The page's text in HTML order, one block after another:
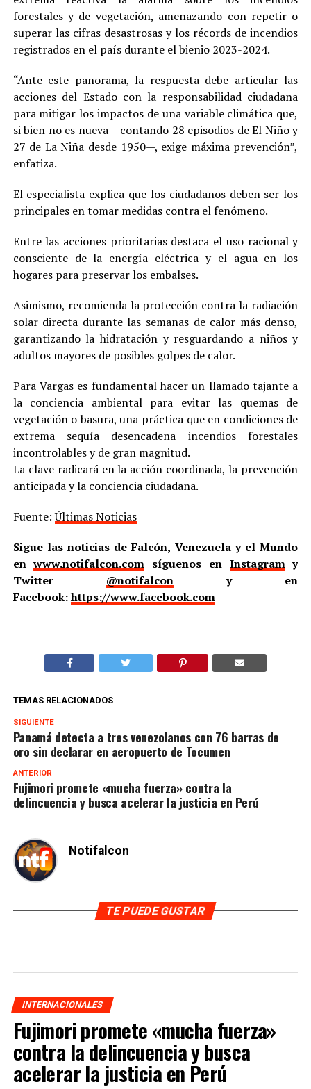
forestales y de vegetación, amenazando con repetir o
superar las cifras desastrosas y los récords de incendios
registrados en el país durante el bienio 2023-2024.
“Ante este panorama, la respuesta debe articular las
acciones del Estado con la responsabilidad ciudadana
para mitigar los impactos de una variable climática que,
si bien no es nueva —contando 28 episodios de El Niño y
27 de La Niña desde 1950—, exige máxima prevención”,
enfatiza.
El especialista explica que los ciudadanos deben ser los
principales en tomar medidas contra el fenómeno.
Entre las acciones prioritarias destaca el uso racional y
consciente de la energía eléctrica y el agua en los
hogares para preservar los embalses.
Asimismo, recomienda la protección contra la radiación
solar directa durante las semanas de calor más denso,
garantizando la hidratación y resguardando a niños y
adultos mayores de posibles golpes de calor.
Para Vargas es fundamental hacer un llamado tajante a
la conciencia ambiental para evitar las quemas de
vegetación o basura, una práctica que en condiciones de
extrema sequía desencadena incendios forestales
incontrolables y de gran magnitud.
La clave radicará en la acción coordinada, la prevención
anticipada y la conciencia ciudadana.
Fuente:Últimas Noticias
Sigue las noticias de Falcón, Venezuela y el Mundo
enwww.notifalcon.com síguenos en Instagramy
Twitter @notifalcony en
Facebook:https://www.facebook.com
TEMAS RELACIONADOS
SIGUIENTE
Panamá detecta a tres venezolanos con 76 barras de
oro sin declarar en aeropuerto de Tocumen
ANTERIOR
Fujimori promete «mucha fuerza» contra la
delincuencia y busca acelerar la justicia en Perú
Notifalcon
TE PUEDE GUSTAR
INTERNACIONALES
Fujimori promete «mucha fuerza»
contra la delincuencia y busca
acelerar la justicia en Perú